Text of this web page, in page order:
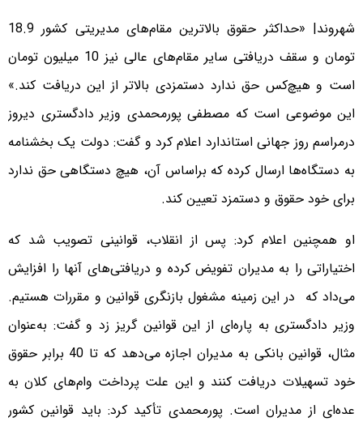
شهروند| «حداکثر حقوق بالاترین مقام‌های مدیریتی کشور 18.9
تومان و سقف دریافتی سایر مقام‌های عالی نیز 10 میلیون تومان
است و هیچ‌کس حق ندارد دستمزدی بالاتر از این دریافت کند.»
این موضوعی است که مصطفی پورمحمدی وزیر دادگستری دیروز
درمراسم روز جهانی استاندارد اعلام کرد و گفت: دولت یک بخشنامه
به دستگاه‌ها ارسال کرده که براساس آن، هیچ دستگاهی حق ندارد
برای خود حقوق و دستمزد تعیین کند.
او همچنین اعلام کرد: پس از انقلاب، قوانینی تصویب شد که
اختیاراتی را به مدیران تفویض کرده و دریافتی‌های آنها را افزایش
می‌داد که در این زمینه مشغول بازنگری قوانین و مقررات هستیم.
وزیر دادگستری به پاره‌ای از این قوانین گریز زد و گفت: به‌عنوان
مثال، قوانین بانکی به مدیران اجازه می‌دهد که تا 40 برابر حقوق
خود تسهیلات دریافت کنند و این علت پرداخت وام‌های کلان به
عده‌ای از مدیران است. پورمحمدی تأکید کرد: باید قوانین کشور